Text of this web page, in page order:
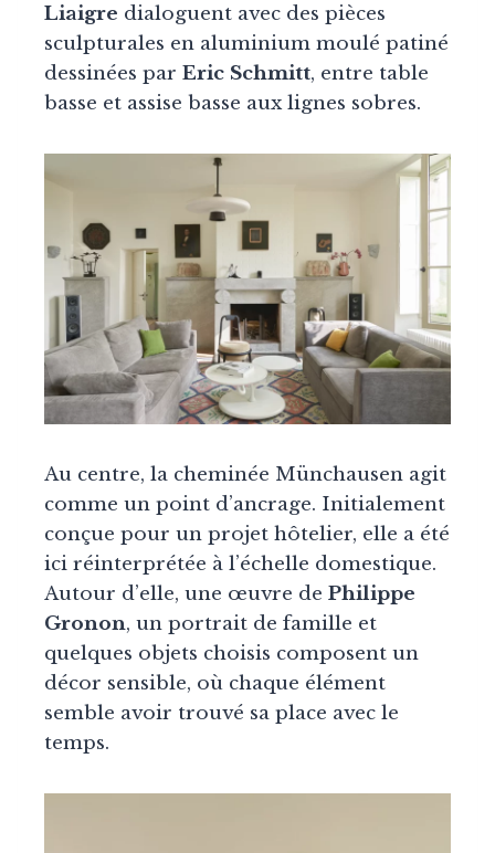
Liaigre dialoguent avec des pièces
sculpturales en aluminium moulé patiné
dessinées par Eric Schmitt, entre table
basse et assise basse aux lignes sobres.
Au centre, la cheminée Münchausen agit
comme un point d’ancrage. Initialement
conçue pour un projet hôtelier, elle a été
ici réinterprétée à l’échelle domestique.
Autour d’elle, une œuvre de Philippe
Gronon, un portrait de famille et
quelques objets choisis composent un
décor sensible, où chaque élément
semble avoir trouvé sa place avec le
temps.